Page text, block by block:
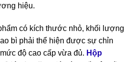
hiệu.
có kích thước nhỏ, khối lượng
bì phải thể hiện được sự chỉn
độ cao cấp vừa đủ. Hộp